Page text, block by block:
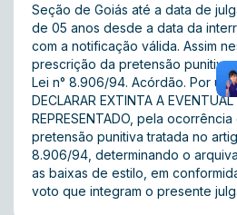
Seção de Goiás até a data de
de 05 anos desde a data da
com a notificação válida. Assim
prescrição da pretensão
Lei n° 8.906/94. Acórdão. Por
DECLARAR EXTINTA A
REPRESENTADO, pela
pretensão punitiva tratada no
8.906/94, determinando o
as baixas de estilo, em
voto que integram o presente